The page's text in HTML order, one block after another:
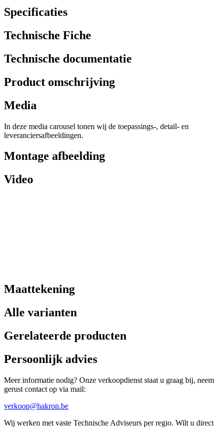
Specificaties
Technische Fiche
Technische documentatie
Product omschrijving
Media
In deze media carousel tonen wij de toepassings-, detail- en
leveranciersafbeeldingen.
Montage afbeelding
Video
Maattekening
Alle varianten
Gerelateerde producten
Persoonlijk advies
Meer informatie nodig? Onze verkoopdienst staat u graag bij, neem
gerust contact op via mail:
verkoop@hakron.be
Wij werken met vaste Technische Adviseurs per regio. Wilt u direct